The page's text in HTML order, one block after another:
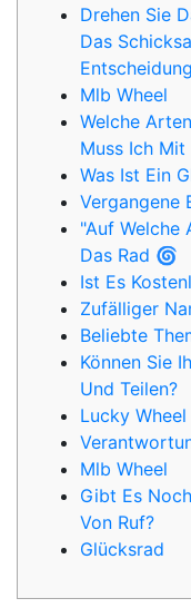
Drehen Sie
Das
Mlb Wheel
Welche
Muss Ich
Was Ist Ein
Vergangene
"Auf Welche
Das Rad 🌀
Ist Es
Zufälliger
Beliebte
Können Sie
Und Teilen?
Lucky Wheel
Mlb Wheel
Gibt Es
Von Ruf?
Glücksrad